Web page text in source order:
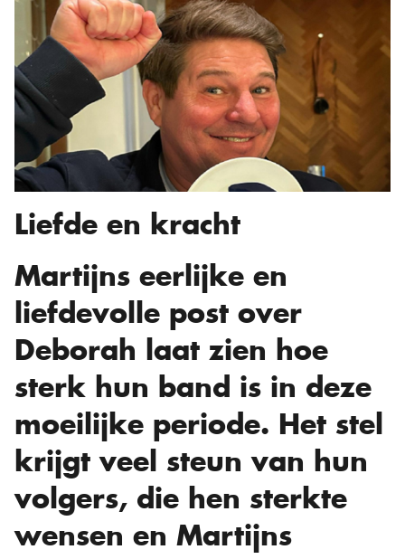
Liefde en kracht
Martijns eerlijke en
liefdevolle post over
Deborah laat zien hoe
sterk hun band is in deze
moeilijke periode. Het stel
krijgt veel steun van hun
volgers, die hen sterkte
wensen en Martijns